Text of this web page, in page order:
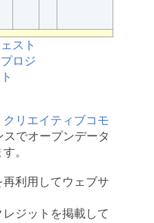
クリエイティブコモ
スでオープンデータ
。
利用してウェブサ
ジットを掲載して